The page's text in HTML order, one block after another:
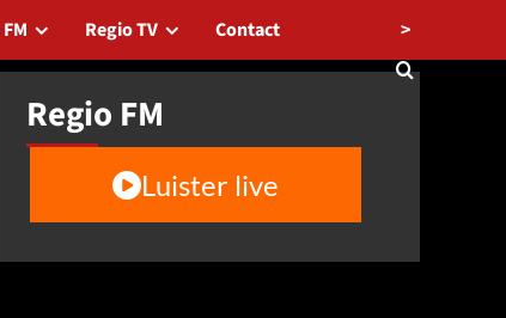
Regio TV Contact >
Regio FM
Luister live